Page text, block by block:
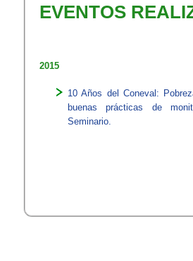
EVENTOS
​2015
10 Años del Coneval:
buenas prácticas de
Seminario.